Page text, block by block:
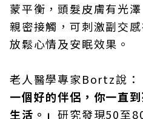
蒙平衡，頭髮皮膚有光
親密接觸，可刺激副交
放鬆心情及安眠效果。
老人醫學專家Bortz說：
一個好的伴侶，你一直
生活。」研究發現50至